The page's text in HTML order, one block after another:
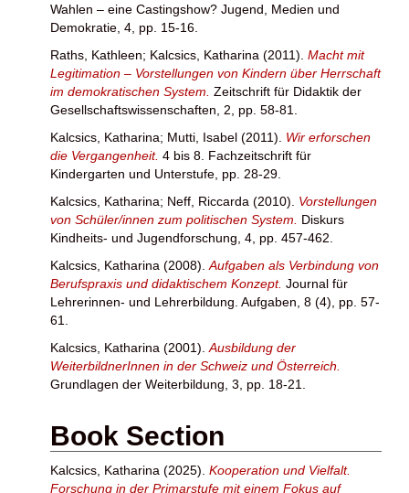
Wahlen – eine Castingshow? Jugend, Medien und
Demokratie, 4, pp. 15-16.
Raths, Kathleen; Kalcsics, Katharina (2011). Macht mit
Legitimation – Vorstellungen von Kindern über Herrschaft
im demokratischen System. Zeitschrift für Didaktik der
Gesellschaftswissenschaften, 2, pp. 58-81.
Kalcsics, Katharina; Mutti, Isabel (2011). Wir erforschen
die Vergangenheit. 4 bis 8. Fachzeitschrift für
Kindergarten und Unterstufe, pp. 28-29.
Kalcsics, Katharina; Neff, Riccarda (2010). Vorstellungen
von Schüler/innen zum politischen System. Diskurs
Kindheits- und Jugendforschung, 4, pp. 457-462.
Kalcsics, Katharina (2008). Aufgaben als Verbindung von
Berufspraxis und didaktischem Konzept. Journal für
Lehrerinnen- und Lehrerbildung. Aufgaben, 8 (4), pp. 57-
61.
Kalcsics, Katharina (2001). Ausbildung der
WeiterbildnerInnen in der Schweiz und Österreich.
Grundlagen der Weiterbildung, 3, pp. 18-21.
Book Section
Kalcsics, Katharina (2025). Kooperation und Vielfalt.
Forschung in der Primarstufe mit einem Fokus auf